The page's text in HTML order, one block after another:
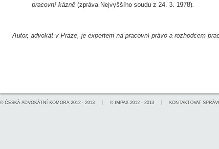
pracovní kázně (zpráva Nejvyššího soudu z 24. 3. 1978).
Autor, advokát v Praze, je expertem na pracovní právo a rozhodcem
© ČESKÁ ADVOKÁTNÍ KOMORA 2012 - 2013 © IMPAX 2012 - 2013 KONTAKTOVAT